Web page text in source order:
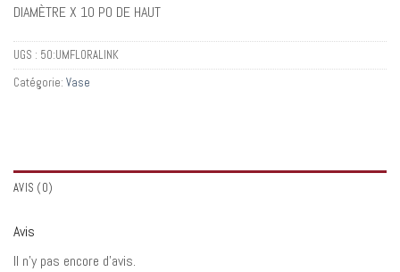
DIAMÈTRE X 10 PO DE HAUT
UGS : 50:UMFLORALINK
Catégorie: Vase
AVIS (0)
Avis
Il n’y pas encore d’avis.